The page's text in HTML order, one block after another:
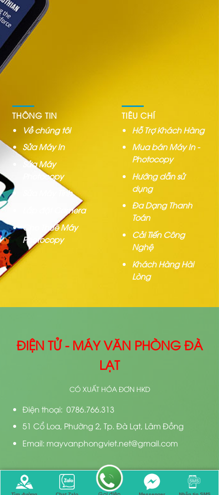
THÔNG TIN
Về chúng tôi
Sửa Máy In
Sửa Máy
Photocopy
Sửa Máy Tính
Lắp đặt Camera
Cho Thuê Máy
Photocopy
TIÊU CHÍ
Hỗ Trợ Khách Hàng
Mua bán Máy In -
Photocopy
Hướng dẫn sử
dụng
Đa Dạng Thanh
Toán
Cải Tiến Công
Nghệ
Khách Hàng Hài
Lòng
ĐIỆN TỬ - MÁY VĂN PHÒNG ĐÀ
LẠT
CÓ XUẤT HÓA ĐƠN HKD
Điện thoại: 0786.766.313
51 Cổ Loa, Phường 2, Tp. Đà Lạt, Lâm Đồng
Email: mayvanphongviet.net@gmail.com
Bản quyền 2026 © Thiết kế bởi Điện Tử Đà Lạt